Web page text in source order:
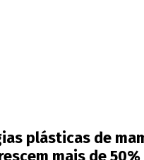
plásticas de